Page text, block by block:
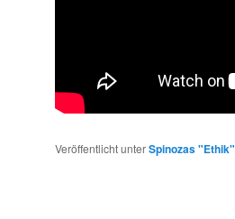
Veröffentlicht unterSpinozas